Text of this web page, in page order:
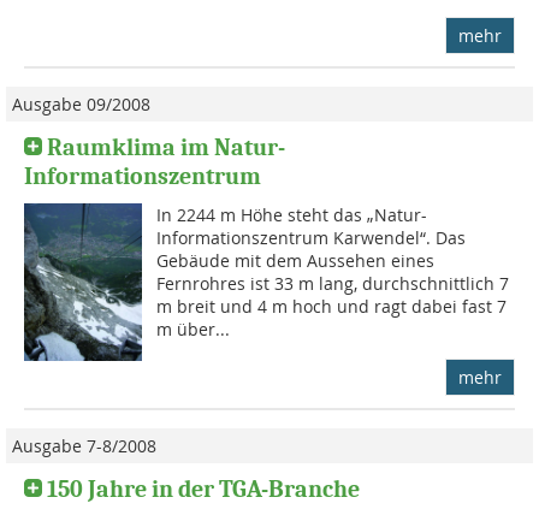
mehr
Ausgabe 09/2008
Raumklima im Natur-
Informationszentrum
In 2244 m Höhe steht das „Natur-
Informationszentrum Karwendel“. Das
Gebäude mit dem Aussehen eines
Fernrohres ist 33 m lang, durchschnittlich 7
m breit und 4 m hoch und ragt dabei fast 7
m über...
mehr
Ausgabe 7-8/2008
150 Jahre in der TGA-Branche